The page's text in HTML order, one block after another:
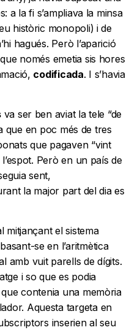
a la fi s’ampliava la minsa
històric monopoli) i de
hagués. Però l’aparició
només emetia sis hores
codificada. I s’havia
va ser ben aviat la tele “de
que en poc més de tres
que pagaven “vint
Però en un país de
sent,
la major part del dia es
mitjançant el sistema
se en l’aritmètica
amb vuit parells de dígits.
i so que es podia
que contenia una memòria
Aquesta targeta en
inserien al seu